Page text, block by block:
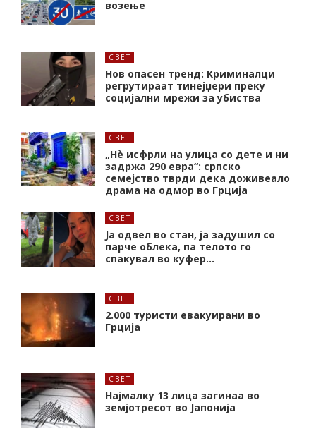
возење
СВЕТ
Нов опасен тренд: Криминалци
регрутираат тинејџери преку
социјални мрежи за убиства
СВЕТ
„Нѐ исфрли на улица со дете и ни
задржа 290 евра“: српско
семејство тврди дека доживеало
драма на одмор во Грција
СВЕТ
Ја одвел во стан, ја задушил со
парче облека, па телото го
спакувал во куфер…
СВЕТ
2.000 туристи евакуирани во
Грција
СВЕТ
Најмалку 13 лица загинаа во
земјотресот во Јапонија